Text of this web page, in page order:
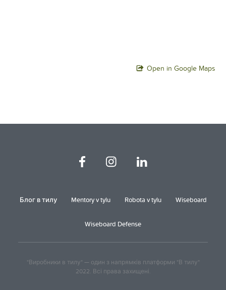
Open in Google Maps
Блог в тилу Mentory v tylu Robota v tylu Wiseboard
Wiseboard Defense
"Виробники в тилу" — один з напрямків платформи "В тилу"
2022. Всі права захищені.